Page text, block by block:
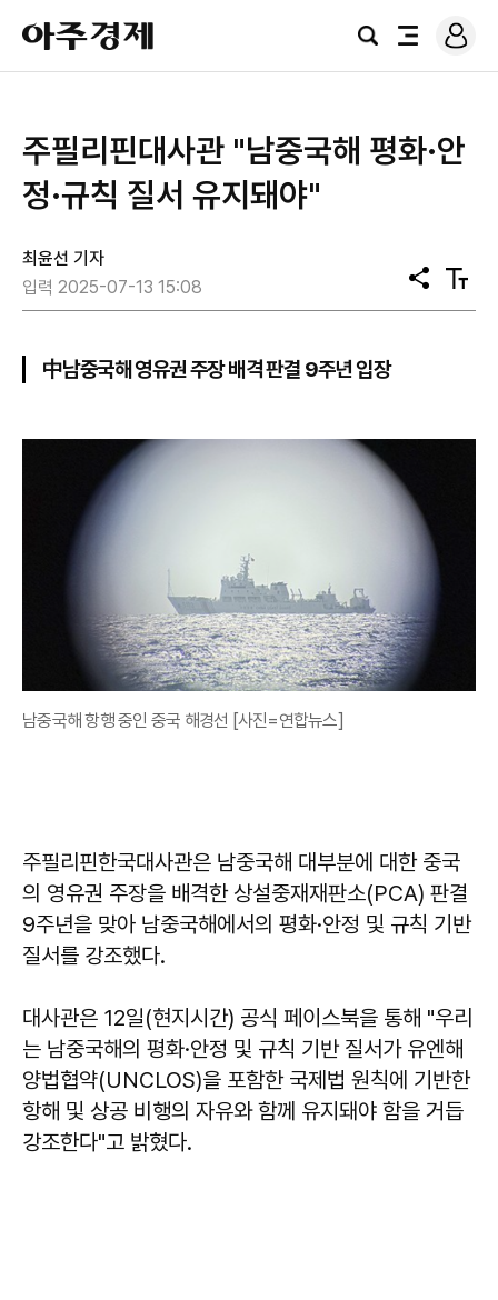
아
주
경
검
전
로
그
주필리핀대사관 "남중국해 평화·안
정·규칙 질서 유지돼야"
최윤선 기자
입력 2025-07-13 15:08
공
유
텍
스
中남중국해 영유권 주장 배격 판결 9주년 입장
남중국해 항행 중인 중국 해경선 [사진=연합뉴스]
주필리핀한국대사관은 남중국해 대부분에 대한 중국
의 영유권 주장을 배격한 상설중재재판소(PCA) 판결
9주년을 맞아 남중국해에서의 평화·안정 및 규칙 기반
질서를 강조했다.
대사관은 12일(현지시간) 공식 페이스북을 통해 "우리
는 남중국해의 평화·안정 및 규칙 기반 질서가 유엔해
양법협약(UNCLOS)을 포함한 국제법 원칙에 기반한
항해 및 상공 비행의 자유와 함께 유지돼야 함을 거듭
강조한다"고 밝혔다.